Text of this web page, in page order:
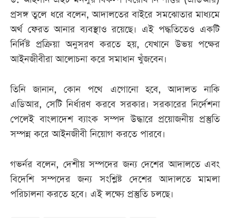
প্রসঙ্গ তুলে ধরে বলেন, আদালতের বাইরে সমঝোতার মাধ্যমে
অর্থ ফেরত আনার ব্যবস্থাও রয়েছে। এই পদ্ধতিতেও একটি
নির্দিষ্ট প্রক্রিয়া অনুসরণ করতে হয়, যেখানে উভয় পক্ষের
আইনজীবীরা আলোচনা করে সমাধান খুঁজবেন।
তিনি জানান, কোন পথে এগোনো হবে, আদালত নাকি
এডিআর, সেটি নির্ধারণ করবে সরকার। সরকারের নির্দেশনা
পেলেই বাংলাদেশ ব্যাংক সম্পদ উদ্ধারে প্রয়োজনীয় প্রস্তুতি
সম্পন্ন করে আইনজীবী নিয়োগ করতে পারবে।
গভর্নর বলেন, দেশীয় সম্পদের জন্য দেশের আদালতে এবং
বিদেশি সম্পদের জন্য সংশ্লিষ্ট দেশের আদালতে মামলা
পরিচালনা করতে হবে। এই লক্ষ্যে প্রস্তুতি চলছে।